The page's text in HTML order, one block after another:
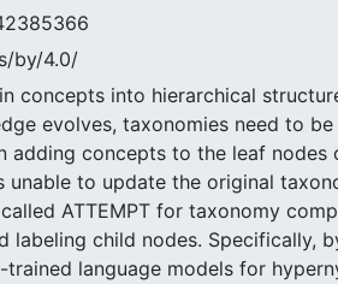
by/4.0/
concepts into hierarchical
evolves, taxonomies need to
adding concepts to the leaf
to update the original
ATTEMPT for taxonomy
child nodes. Specifically,
language models for